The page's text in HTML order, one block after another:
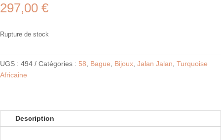
297,00 €
Rupture de stock
UGS : 494 Catégories : 58 Bague Bijoux Jalan Jalan Turquoise
Africaine
Description